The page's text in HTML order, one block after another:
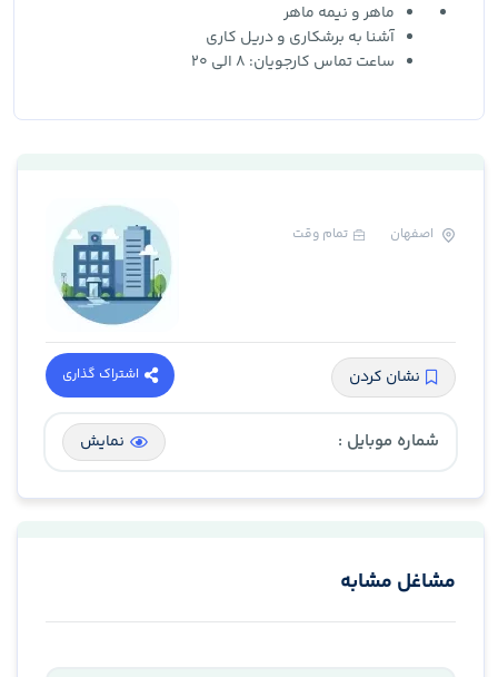
ماهر و نیمه ماهر
آشنا به برشکاری و دریل کاری
ساعت تماس کارجویان: 8 الی 20
اصفهان تمام وقت
نشان کردن اشتراک گذاری
شماره موبایل : نمایش
مشاغل مشابه